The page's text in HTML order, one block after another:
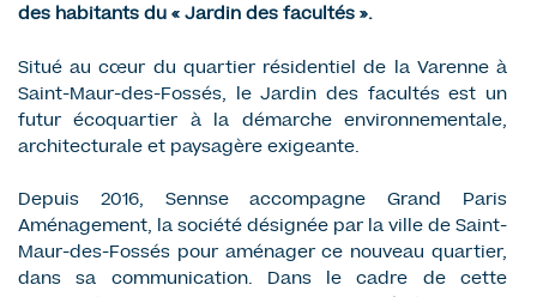
des habitants du « Jardin des facultés ».
Situé au cœur du quartier résidentiel de la Varenne à
Saint-Maur-des-Fossés, le Jardin des facultés est un
futur écoquartier à la démarche environnementale,
architecturale et paysagère exigeante.
Depuis 2016, Sennse accompagne Grand Paris
Aménagement, la société désignée par la ville de Saint-
Maur-des-Fossés pour aménager ce nouveau quartier,
dans sa communication. Dans le cadre de cette